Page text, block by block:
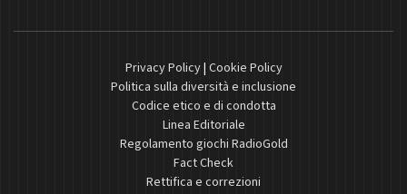
Privacy Policy| Cookie Policy
Politica sulla diversità e inclusione
Codice etico e di condotta
Linea Editoriale
Regolamento giochi RadioGold
Fact Check
Rettifica e correzioni